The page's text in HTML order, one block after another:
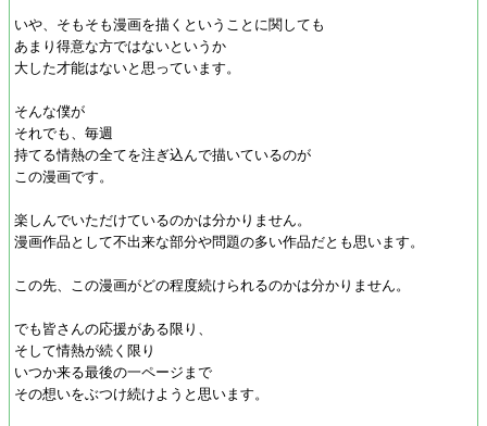
いや、そもそも漫画を描くということに関しても
あまり得意な方ではないというか
大した才能はないと思っています。
そんな僕が
それでも、毎週
持てる情熱の全てを注ぎ込んで描いているのが
この漫画です。
楽しんでいただけているのかは分かりません。
漫画作品として不出来な部分や問題の多い作品だとも思います。
この先、この漫画がどの程度続けられるのかは分かりません。
でも皆さんの応援がある限り、
そして情熱が続く限り
いつか来る最後の一ページまで
その想いをぶつけ続けようと思います。